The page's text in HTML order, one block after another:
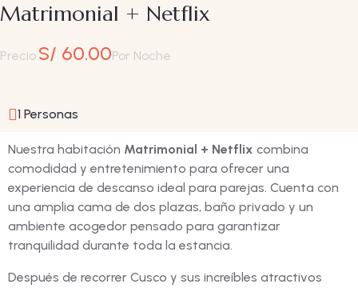
Matrimonial + Netflix
Precio:S/ 60.00Por Noche
1 Personas
Nuestra habitación Matrimonial + Netflix combina
comodidad y entretenimiento para ofrecer una
experiencia de descanso ideal para parejas. Cuenta con
una amplia cama de dos plazas, baño privado y un
ambiente acogedor pensado para garantizar
tranquilidad durante toda la estancia.
Después de recorrer Cusco y sus increíbles atractivos